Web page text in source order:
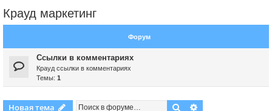
Крауд маркетинг
Форум
Ссылки в комментариях
Крауд ссылки в комментариях
Темы: 1
Новая тема Поиск